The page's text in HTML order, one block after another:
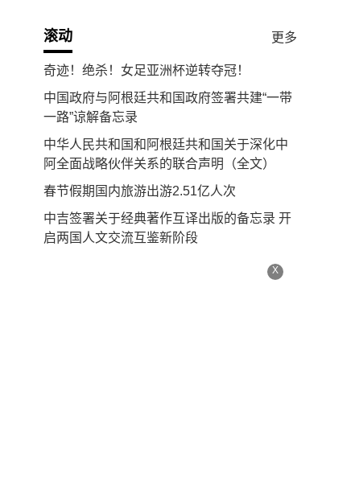
滚动 更多
奇迹！绝杀！女足亚洲杯逆转夺冠！
中国政府与阿根廷共和国政府签署共建“一带
一路”谅解备忘录
中华人民共和国和阿根廷共和国关于深化中
阿全面战略伙伴关系的联合声明（全文）
春节假期国内旅游出游2.51亿人次
中吉签署关于经典著作互译出版的备忘录 开
启两国人文交流互鉴新阶段
X